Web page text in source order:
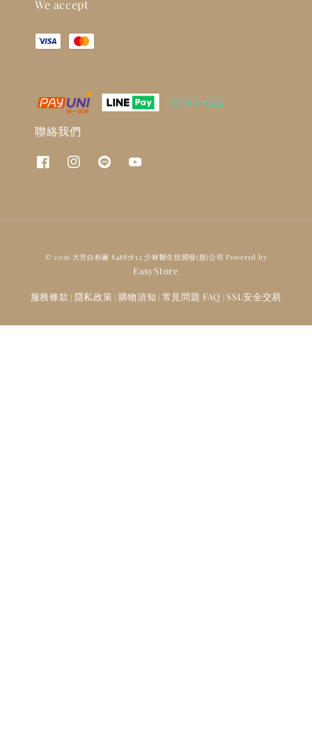
We accept
聯絡我們
© 2026 大芳白粉廠 84887832 少林醫生技開發(股)公司 Powered by
EasyStore
服務條款 隱私政策 購物須知 常見問題 FAQ SSL安全交易